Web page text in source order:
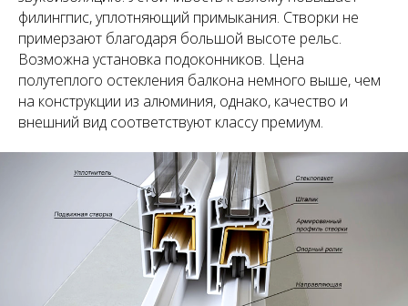
филингпис, уплотняющий примыкания. Створки не
примерзают благодаря большой высоте рельс.
Возможна установка подоконников. Цена
полутеплого остекления балкона немного выше, чем
на конструкции из алюминия, однако, качество и
внешний вид соответствуют классу премиум.